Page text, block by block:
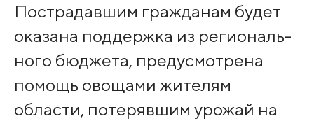
Пострадавшим гражда­нам будет
оказана по­ддержка из региональ­
ного бюджета, предусмотрена
помощь овощами жител­ям
области, потерявш­им урожай на